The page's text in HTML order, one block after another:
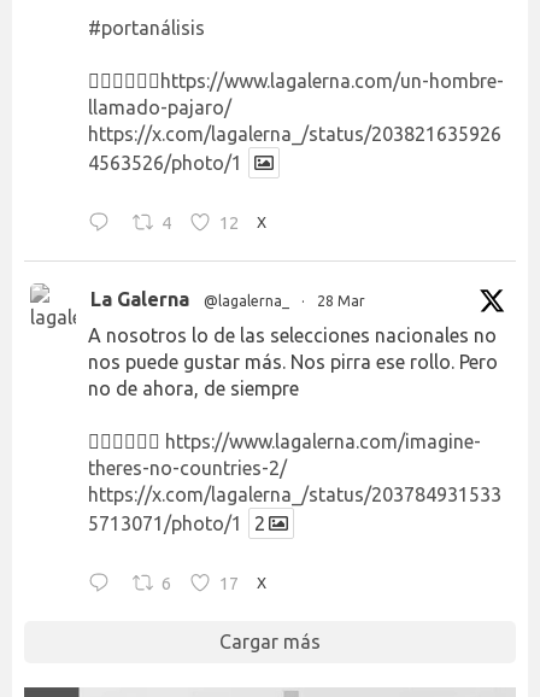
#portanálisis
👉🏻👉🏻👉🏻 https://www.lagalerna.com/un-hombre-
llamado-pajaro/
https://x.com/lagalerna_/status/203821635926
4563526/photo/1
4 12 X
La Galerna @lagalerna_ · 28 Mar
A nosotros lo de las selecciones nacionales no
nos puede gustar más. Nos pirra ese rollo. Pero
no de ahora, de siempre
👉🏻👉🏻👉🏻 https://www.lagalerna.com/imagine-
theres-no-countries-2/
https://x.com/lagalerna_/status/203784931533
5713071/photo/1
2
6 17 X
Cargar más